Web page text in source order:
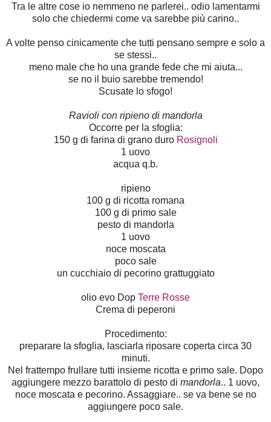
Tra le altre cose io nemmeno ne parlerei.. odio lamentarmi
solo che chiedermi come va sarebbe più carino..
A volte penso cinicamente che tutti pensano sempre e solo a
se stessi..
meno male che ho una grande fede che mi aiuta...
se no il buio sarebbe tremendo!
Scusate lo sfogo!
Ravioli con ripieno di mandorla
Occorre per la sfoglia:
150 g di farina di grano duro Rosignoli
1 uovo
acqua q.b.
ripieno
100 g di ricotta romana
100 g di primo sale
pesto di mandorla
1 uovo
noce moscata
poco sale
un cucchiaio di pecorino grattuggiato
olio evo Dop Terre Rosse
Crema di peperoni
Procedimento:
preparare la sfoglia, lasciarla riposare coperta circa 30
minuti.
Nel frattempo frullare tutti insieme ricotta e primo sale. Dopo
aggiungere mezzo barattolo di pesto di mandorla.. 1 uovo,
noce moscata e pecorino. Assaggiare.. se va bene se no
aggiungere poco sale.